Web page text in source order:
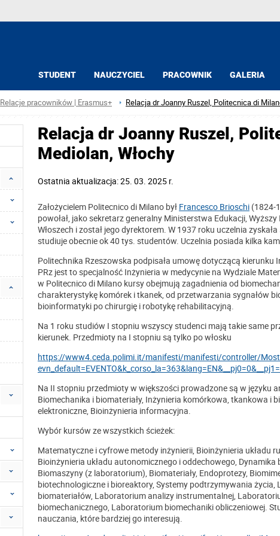
STUDENT NAUCZYCIEL PRACOWNIK GALERIA
Relacje pracowników | Erasmus+ Relacja dr Joanny Ruszel, Politecnica di
Relacja dr Joanny Ruszel,
Mediolan, Włochy
Ostatnia aktualizacja: 25. 03. 2025 r.
Założycielem Politecnico di Milano był Francesco Brioschi (1824-
powołał, jako sekretarz generalny Ministerstwa Edukacji,
Włoszech i został jego dyrektorem. W 1937 roku uczelnia
studiuje obecnie ok 40 tys. studentów. Uczelnia posiada kilka
Politechnika Rzeszowska podpisała umowę dotyczącą kierunku
PRz jest to specjalność Inżynieria w medycynie na Wydziale
w Politecnico di Milano kursy obejmują zagadnienia od
charakterystykę komórek i tkanek, od przetwarzania sygnałów
bioinformatyki po chirurgię i robotykę rehabilitacyjną.
Na 1 roku studiów I stopniu wszyscy studenci mają takie same
kierunek. Przedmioty na I stopniu są tylko po włosku
https://www4.ceda.polimi.it/manifesti/manifesti/controller/
Na II stopniu przedmioty w większości prowadzone są w języku
Biomechanika i biomateriały, Inżynieria komórkowa, tkankowa i
elektroniczne, Bioinżynieria informacyjna.
Wybór kursów ze wszystkich ścieżek:
Matematyczne i cyfrowe metody inżynierii, Bioinżynieria układu
Bioinżynieria układu autonomicznego i oddechowego,
Biomaszyny (z laboratorium), Biomateriały, Endoprotezy,
biotechnologiczne i bioreaktory, Systemy podtrzymywania
biomateriałów, Laboratorium analizy instrumentalnej,
biomechanicznego, Laboratorium biomechaniki obliczeniowej.
nauczania, które bardziej go interesują.